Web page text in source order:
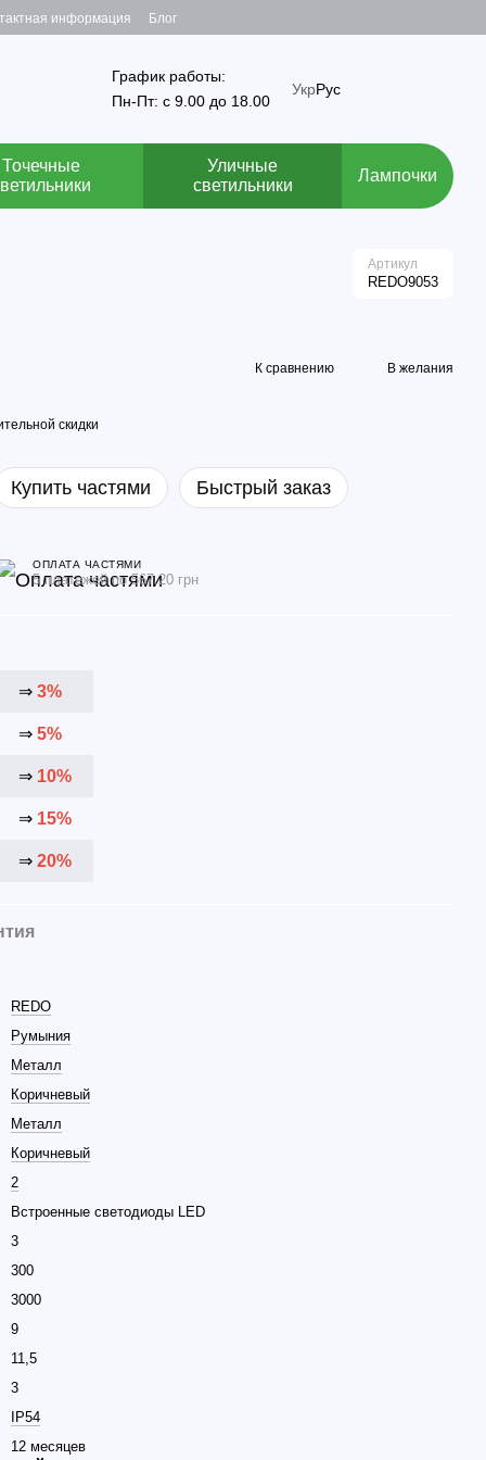
информация Блог
График работы:
Пн-Пт: с 9.00 до 18.00
УкрРус
Точечные
Уличные
светильники
Лампочки
Артикул
REDO9053
К сравнению В желания
скидки
Купить частями Быстрый заказ
ОПЛАТА ЧАСТЯМИ
5 платежей по 567.20 грн
⇒ 3%
⇒ 5%
⇒ 10%
⇒ 15%
⇒ 20%
REDO
Румыния
Металл
Коричневый
Металл
Коричневый
2
Встроенные светодиоды LED
3
300
3000
9
11,5
3
IP54
12 месяцев